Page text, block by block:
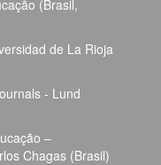
(Brasil,
de La Rioja
- Lund
–
Chagas (Brasil)